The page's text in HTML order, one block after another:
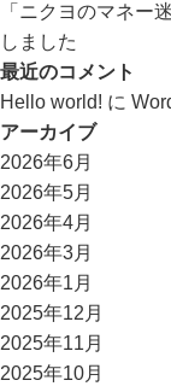
「ニクヨのマネー
しました
最近のコメント
Hello world! に
アーカイブ
2026年6月
2026年5月
2026年4月
2026年3月
2026年1月
2025年12月
2025年11月
2025年10月